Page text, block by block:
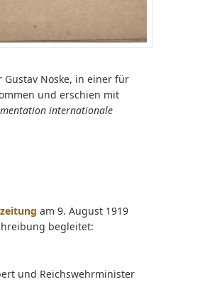
Noske, in einer für
und erschien mit
internationale
am 9. August 1919
begleitet:
und Reichswehrminister